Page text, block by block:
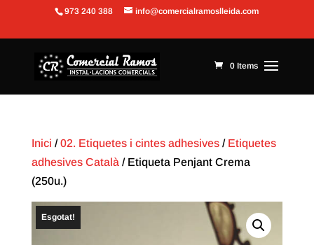
Obre la barra d'eines
973 240 388 info@comercialramoslleida.com
0 Items
Inici /02. Etiquetes i cintes adhesives/ Etiquetes
adhesives Català / Etiqueta Penjant Crema
(250u.)
Esgotat!